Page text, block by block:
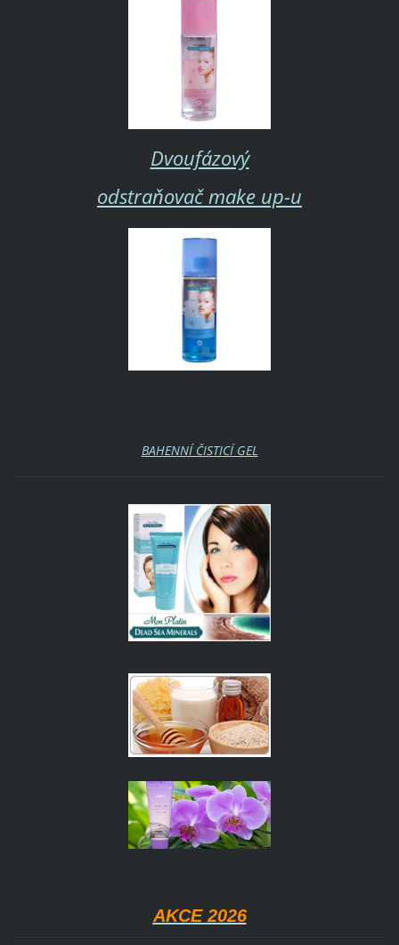
Dvoufázový
odstraňovač make up-u
BAHENNÍ ČISTICÍ GEL
AKCE 2026